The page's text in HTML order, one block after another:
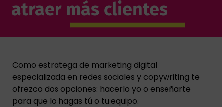
atraer más clientes
Como estratega de marketing digital
especializada en redes sociales y copywriting te
ofrezco dos opciones: hacerlo yo o enseñarte
para que lo hagas tú o tu equipo.